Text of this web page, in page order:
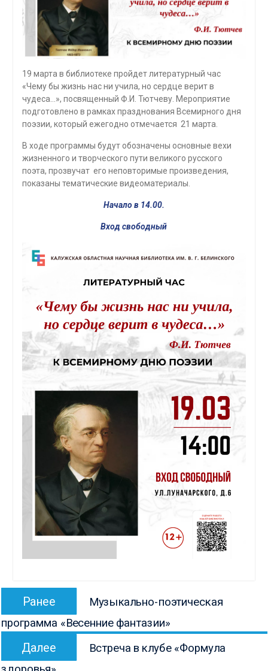
19 марта в библиотеке пройдет литературный час
«Чему бы жизнь нас ни учила, но сердце верит в
чудеса…», посвященный Ф.И. Тютчеву. Мероприятие
подготовлено в рамках празднования Всемирного дня
поэзии, который ежегодно отмечается 21 марта.
В ходе программы будут обозначены основные вехи
жизненного и творческого пути великого русского
поэта, прозвучат его неповторимые произведения,
показаны тематические видеоматериалы.
Начало в 14.00.
Вход свободный
Навигация
записям
Ранее
запись:
Музыкально-поэтическая
программа «Весенние фантазии»
Далее
запись:
Встреча в клубе «Формула